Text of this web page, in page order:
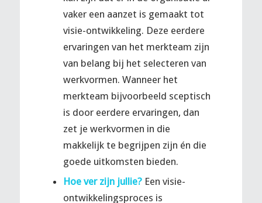
vaker een aanzet is gemaakt tot
visie-ontwikkeling. Deze eerdere
ervaringen van het merkteam zijn
van belang bij het selecteren van
werkvormen. Wanneer het
merkteam bijvoorbeeld sceptisch
is door eerdere ervaringen, dan
zet je werkvormen in die
makkelijk te begrijpen zijn én die
goede uitkomsten bieden.
Hoe ver zijn jullie? Een visie-
ontwikkelingsproces is